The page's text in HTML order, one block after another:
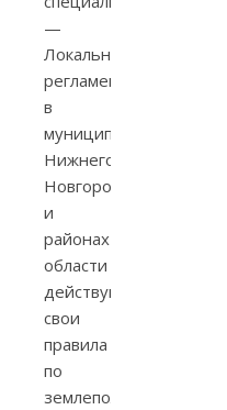
—
Локальные
регламенты:
в
муниципалитете
Нижнего
Новгорода
и
районах
области
действуют
свои
правила
по
землепользованию